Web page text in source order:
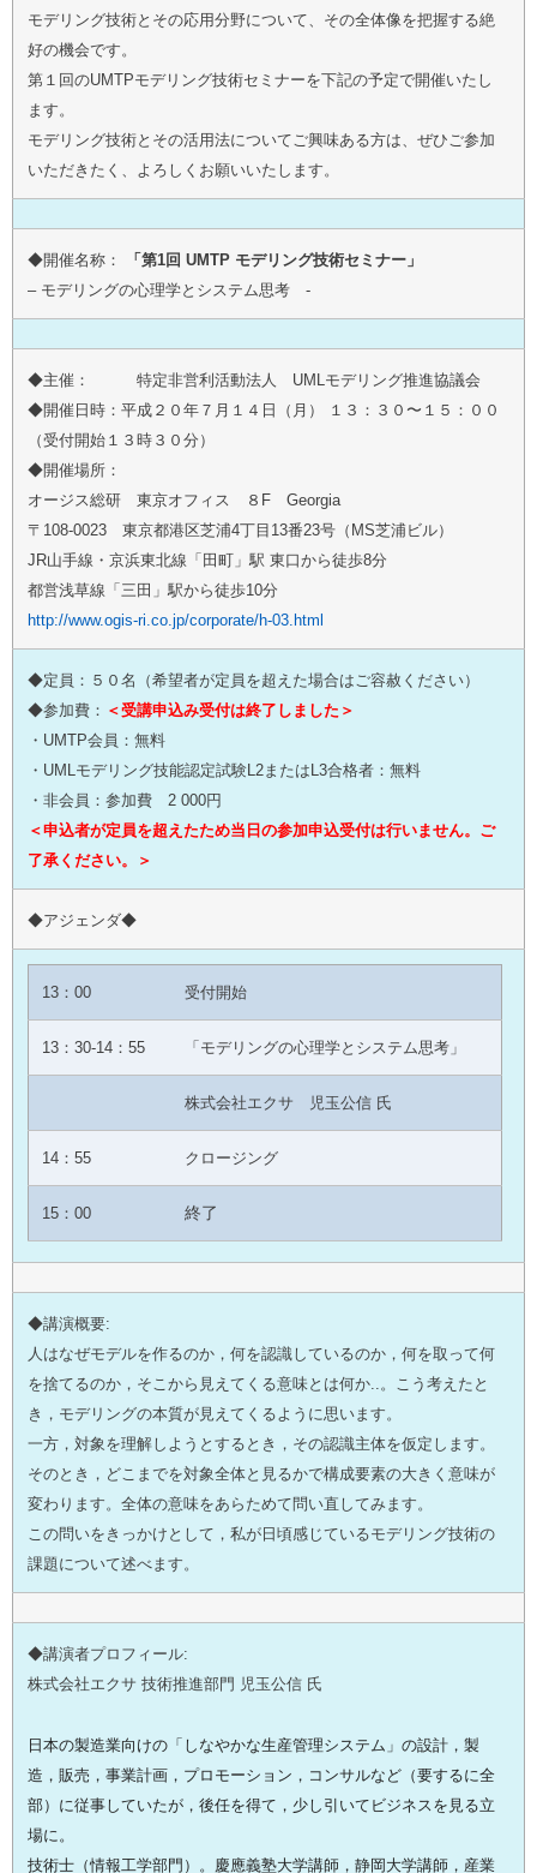
モデリング技術とその応用分野について、その全体像を把握する絶
好の機会です。
第１回のUMTPモデリング技術セミナーを下記の予定で開催いたし
ます。
モデリング技術とその活用法についてご興味ある方は、ぜひご参加
いただきたく、よろしくお願いいたします。
◆開催名称：
「第1回 UMTP モデリング技術セミナー」
– モデリングの心理学とシステム思考 -
◆主催： 特定非営利活動法人 UMLモデリング推進協議会
◆開催日時： 平成２０年７月１４日（月） １３：３０〜１５：００
（受付開始１３時３０分）
◆開催場所：
オージス総研 東京オフィス ８F Georgia
〒108-0023 東京都港区芝浦4丁目13番23号（MS芝浦ビル）
JR山手線・京浜東北線「田町」駅 東口から徒歩8分
都営浅草線「三田」駅から徒歩10分
http://www.ogis-ri.co.jp/corporate/h-03.html
◆定員：５０名（希望者が定員を超えた場合はご容赦ください）
◆参加費： ＜受講申込み受付は終了しました＞
・UMTP会員：無料
・UMLモデリング技能認定試験L2またはL3合格者：無料
・非会員：参加費 2 000円
＜申込者が定員を超えたため当日の参加申込受付は行いません。ご
了承ください。＞
◆アジェンダ◆
13：00 受付開始
13：30-14：55 「モデリングの心理学とシステム思考」
株式会社エクサ 児玉公信 氏
14：55 クロージング
15：00 終了
◆講演概要:
人はなぜモデルを作るのか，何を認識しているのか，何を取って何
を捨てるのか，そこから見えてくる意味とは何か..。こう考えたと
き，モデリングの本質が見えてくるように思います。
一方，対象を理解しようとするとき，その認識主体を仮定します。
そのとき，どこまでを対象全体と見るかで構成要素の大きく意味が
変わります。全体の意味をあらためて問い直してみます。
この問いをきっかけとして，私が日頃感じているモデリング技術の
課題について述べます。
◆講演者プロフィール:
株式会社エクサ 技術推進部門 児玉公信 氏
日本の製造業向けの「しなやかな生産管理システム」の設計，製
造，販売，事業計画，プロモーション，コンサルなど（要するに全
部）に従事していたが，後任を得て，少し引いてビジネスを見る立
場に。
技術士（情報工学部門）。慶應義塾大学講師，静岡大学講師，産業